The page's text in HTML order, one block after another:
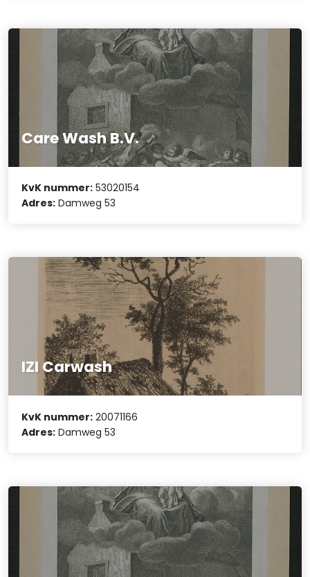
Care Wash B.V.
KvK nummer: 53020154
Adres: Damweg 53
IZI Carwash
KvK nummer: 20071166
Adres: Damweg 53